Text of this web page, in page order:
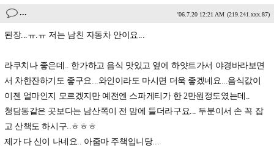
... '06.7.20 12:21 AM (219.241.xxx.87)
된장...ㅠ.ㅠ 저는 남친 자동차 안이요...
라쿠치나 좋은데.. 한가하고 음식 맛있고 옆에 하얏트가서 야경바라보면
서 차한잔하기도 좋구요...와인이라도 마시면 더욱 좋겠네요...음식값이
이젠 얼마인지 모르겠지만 예전엔 스파게티가 한 2만원정도였는데..
청담동같은 곳보다는 남산쪽이 전 맘에 들더라구요... 두분이서 손 꼭 잡
고 산책도 하시구..ㅎㅎㅎ
제가 다 신이 나네요.. 아줌마 주책입니당...